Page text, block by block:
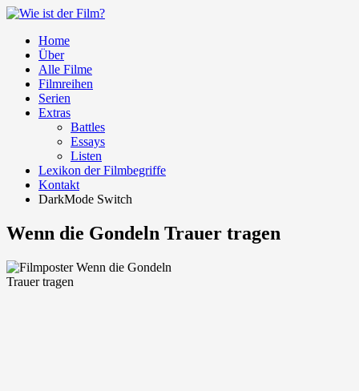
Home
Über
Alle Filme
Filmreihen
Serien
Extras
Battles
Essays
Listen
Lexikon der Filmbegriffe
Kontakt
DarkMode Switch
Wenn die Gondeln Trauer tragen